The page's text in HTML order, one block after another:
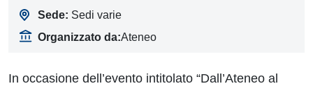
Sede: Sedi varie
Organizzato da:Ateneo
In occasione dell’evento intitolato “Dall’Ateneo al